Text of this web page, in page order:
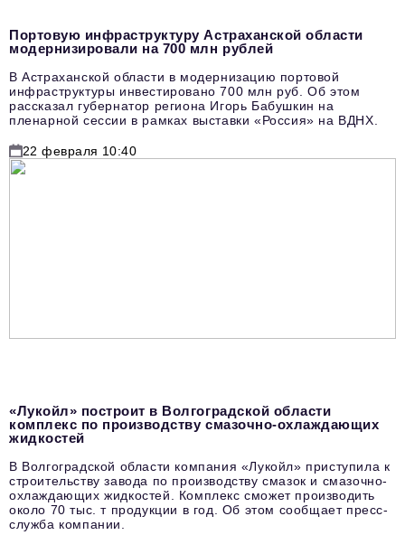
Портовую инфраструктуру Астраханской области
модернизировали на 700 млн рублей
В Астраханской области в модернизацию портовой
инфраструктуры инвестировано 700 млн руб. Об этом
рассказал губернатор региона Игорь Бабушкин на
пленарной сессии в рамках выставки «Россия» на ВДНХ.
22 февраля 10:40
«Лукойл» построит в Волгоградской области
комплекс по производству смазочно-охлаждающих
жидкостей
В Волгоградской области компания «Лукойл» приступила к
строительству завода по производству смазок и смазочно-
охлаждающих жидкостей. Комплекс сможет производить
около 70 тыс. т продукции в год. Об этом сообщает пресс-
служба компании.